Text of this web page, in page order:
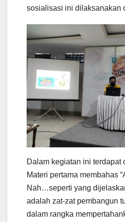
sosialisasi ini dilaksanakan
Dalam kegiatan ini terdapat
Materi pertama membahas
Nah…seperti yang
adalah zat-zat pembangun
dalam rangka